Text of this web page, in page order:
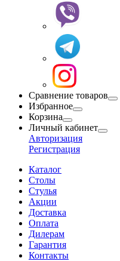
Сравнение товаров
Избранное
Корзина
Личный кабинет
Авторизация
Регистрация
Каталог
Столы
Стулья
Акции
Доставка
Оплата
Дилерам
Гарантия
Контакты